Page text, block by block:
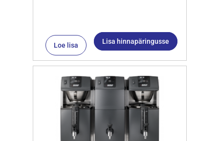
Loe lisa Lisa hinnapäringusse